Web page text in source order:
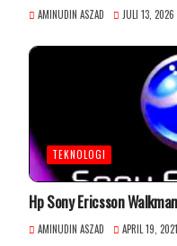
AMINUDIN ASZAD JULI 13, 2026
TEKNOLOGI
Hp Sony Ericsson
AMINUDIN ASZAD APRIL 19, 2021